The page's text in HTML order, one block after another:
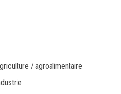
/ agroalimentaire